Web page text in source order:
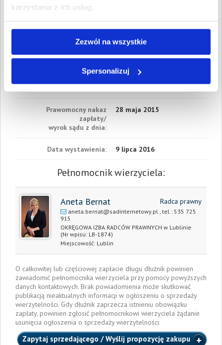
korzystania z ich usług.
Zezwól na wszystkie
Spersonalizuj
Koszty sądowe:
Prawomocny nakaz
zapłaty/
wyrok sądu z dnia:
28 maja 2015
Data wystawienia: 9 lipca 2016
Pełnomocnik wierzyciela:
Aneta Bernat Radca prawny
aneta.bernat@sadinternetowy.pl , tel.: 535 725
915
OKRĘGOWA IZBA RADCÓW PRAWNYCH w Lublinie
(Nr wpisu: LB-1874)
Miejscowość: Lublin
O całkowitej lub częściowej zapłacie długu dłużnik powinien
zawiadomić pełnomocnika wierzyciela przy pomocy powyższych
danych kontaktowych. Brak powiadomienia może skutkować
publikacją nieaktualnych informacji w ogłoszeniu o sprzedaży
wierzytelności. Gdy dłużnik zaprzecza istnieniu obowiązku
zapłaty, powinien zgłosić pełnomocnikowi wierzyciela żądanie
usunięcia ogłoszenia o sprzedaży wierzytelności.
Zapytaj sprzedającego / Wyślij propozycję zakupu